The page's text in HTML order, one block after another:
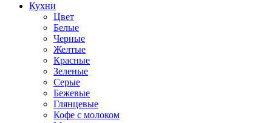
Кухни
Цвет
Белые
Черные
Желтые
Красные
Зеленые
Серые
Бежевые
Глянцевые
Кофе с молоком